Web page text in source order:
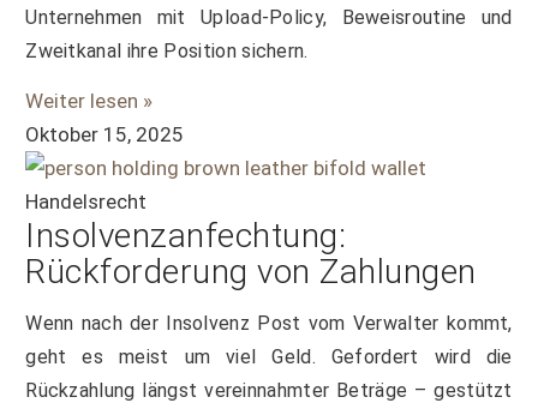
Unternehmen mit Upload-Policy, Beweisroutine und
Zweitkanal ihre Position sichern.
Weiter lesen »
Oktober 15, 2025
Handelsrecht
Insolvenzanfechtung:
Rückforderung von Zahlungen
Wenn nach der Insolvenz Post vom Verwalter kommt,
geht es meist um viel Geld. Gefordert wird die
Rückzahlung längst vereinnahmter Beträge – gestützt